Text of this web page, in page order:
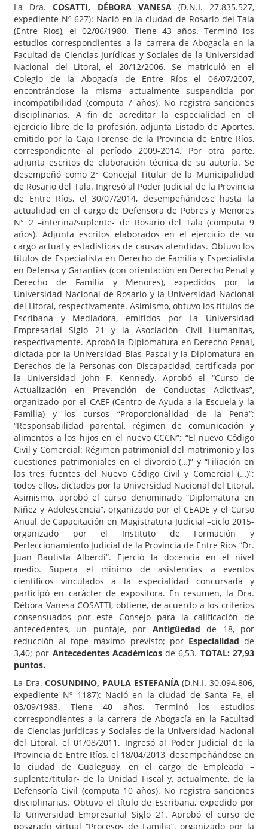
La Dra. COSATTI, DÉBORA VANESA(D.N.I. 27.835.527,
expediente Nº 627): Nació en la ciudad de Rosario del Tala
(Entre Ríos), el 02/06/1980. Tiene 43 años. Terminó los
estudios correspondientes a la carrera de Abogacía en la
Facultad de Ciencias Jurídicas y Sociales de la Universidad
Nacional del Litoral, el 20/12/2006. Se matriculó en el
Colegio de la Abogacía de Entre Ríos el 06/07/2007,
encontrándose la misma actualmente suspendida por
incompatibilidad (computa 7 años). No registra sanciones
disciplinarias. A fin de acreditar la especialidad en el
ejercicio libre de la profesión, adjunta Listado de Aportes,
emitido por la Caja Forense de la Provincia de Entre Ríos,
correspondiente al período 2009-2014. Por otra parte,
adjunta escritos de elaboración técnica de su autoría. Se
desempeñó como 2° Concejal Titular de la Municipalidad
de Rosario del Tala. Ingresó al Poder Judicial de la Provincia
de Entre Ríos, el 30/07/2014, desempeñándose hasta la
actualidad en el cargo de Defensora de Pobres y Menores
N° 2 –interina/suplente- de Rosario del Tala (computa 9
años). Adjunta escritos elaborados en el ejercicio de su
cargo actual y estadísticas de causas atendidas. Obtuvo los
títulos de Especialista en Derecho de Familia y Especialista
en Defensa y Garantías (con orientación en Derecho Penal y
Derecho de Familia y Menores), expedidos por la
Universidad Nacional de Rosario y la Universidad Nacional
del Litoral, respectivamente. Asimismo, obtuvo los títulos de
Escribana y Mediadora, emitidos por La Universidad
Empresarial Siglo 21 y la Asociación Civil Humanitas,
respectivamente. Aprobó la Diplomatura en Derecho Penal,
dictada por la Universidad Blas Pascal y la Diplomatura en
Derechos de la Personas con Discapacidad, certificada por
la Universidad John F. Kennedy. Aprobó el “Curso de
Actualización en Prevención de Conductas Adictivas”,
organizado por el CAEF (Centro de Ayuda a la Escuela y la
Familia) y los cursos “Proporcionalidad de la Pena”;
“Responsabilidad parental, régimen de comunicación y
alimentos a los hijos en el nuevo CCCN”; “El nuevo Código
Civil y Comercial: Régimen patrimonial del matrimonio y las
cuestiones patrimoniales en el divorcio (…)” y “Filiación en
las tres fuentes del Nuevo Código Civil y Comercial (…)”;
todos ellos, dictados por la Universidad Nacional del Litoral.
Asimismo, aprobó el curso denominado “Diplomatura en
Niñez y Adolescencia”, organizado por el CEADE y el Curso
Anual de Capacitación en Magistratura Judicial –ciclo 2015-
organizado por el Instituto de Formación y
Perfeccionamiento Judicial de la Provincia de Entre Ríos “Dr.
Juan Bautista Alberdi”. Ejerció la docencia en el nivel
medio. Supera el mínimo de asistencias a eventos
científicos vinculados a la especialidad concursada y
participó en carácter de expositora. En resumen, la Dra.
Débora Vanesa COSATTI, obtiene, de acuerdo a los criterios
consensuados por este Consejo para la calificación de
antecedentes, un puntaje, por Antigüedadde 18, por
reducción al tope máximo previsto; por Especialidadde
3,40; por Antecedentes Académicosde 6,53. TOTAL: 27,93
puntos.
La Dra.COSUNDINO, PAULA ESTEFANÍA (D.N.I. 30.094.806,
expediente Nº 1187): Nació en la ciudad de Santa Fe, el
03/09/1983. Tiene 40 años. Terminó los estudios
correspondientes a la carrera de Abogacía en la Facultad
de Ciencias Jurídicas y Sociales de la Universidad Nacional
del Litoral, el 01/08/2011. Ingresó al Poder Judicial de la
Provincia de Entre Ríos, el 18/04/2013, desempeñándose en
la ciudad de Gualeguay, en el cargo de Empleada –
suplente/titular- de la Unidad Fiscal y, actualmente, de la
Defensoría Civil (computa 10 años). No registra sanciones
disciplinarias. Obtuvo el título de Escribana, expedido por
la Universidad Empresarial Siglo 21. Aprobó el curso de
posgrado virtual “Procesos de Familia”, organizado por la